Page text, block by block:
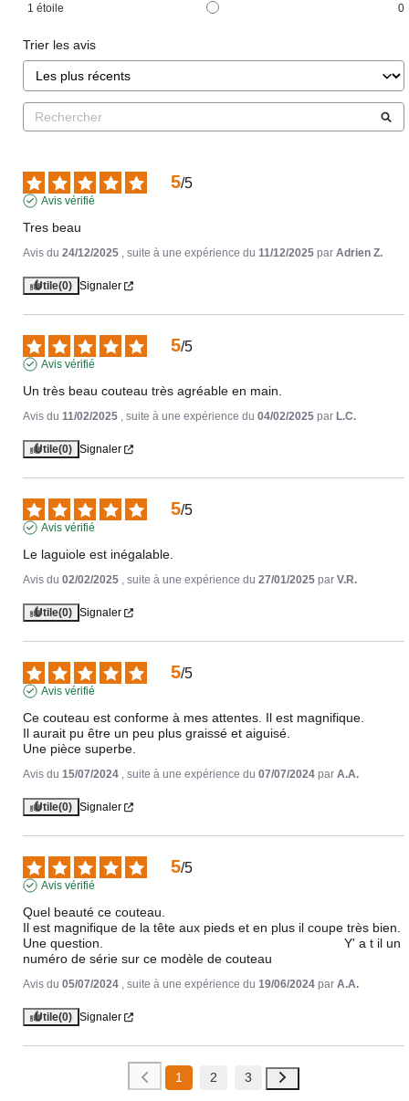
1 étoile 0
Trier les avis
5/5
Avis vérifié
Tres beau
Avis du 24/12/2025 , suite à une expérience du 11/12/2025 par Adrien Z.
Utile(0) Signaler
5/5
Avis vérifié
Un très beau couteau très agréable en main.
Avis du 11/02/2025 , suite à une expérience du 04/02/2025 par L.C.
Utile(0) Signaler
5/5
Avis vérifié
Le laguiole est inégalable.
Avis du 02/02/2025 , suite à une expérience du 27/01/2025 par V.R.
Utile(0) Signaler
5/5
Avis vérifié
Ce couteau est conforme à mes attentes. Il est magnifique.
Il aurait pu être un peu plus graissé et aiguisé.
Une pièce superbe.
Avis du 15/07/2024 , suite à une expérience du 07/07/2024 par A.A.
Utile(0) Signaler
5/5
Avis vérifié
Quel beauté ce couteau.
Il est magnifique de la tête aux pieds et en plus il coupe très bien.
Une question.                                                                  Y' a t il un
numéro de série sur ce modèle de couteau
Avis du 05/07/2024 , suite à une expérience du 19/06/2024 par A.A.
Utile(0) Signaler
1 2 3